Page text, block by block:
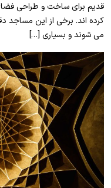
قدیم برای ساخت و طراحی
کرده اند. برخی از این
می شوند و بسیاری […]